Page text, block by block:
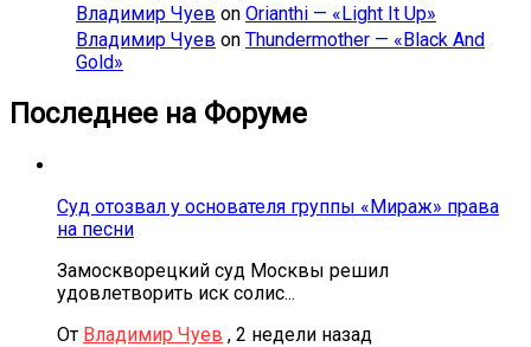
Владимир Чуев on Orianthi — «Light It Up»
Владимир Чуев on Thundermother — «Black And
Gold»
Последнее на Форуме
Суд отозвал у основателя группы «Мираж» права
на песни
Замоскворецкий суд Москвы решил
удовлетворить иск солис...
От Владимир Чуев , 2 недели назад